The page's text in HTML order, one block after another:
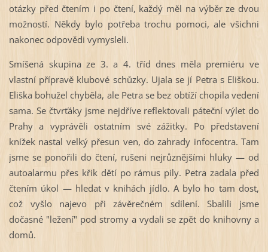
otázky před čtením i po čtení, každý měl na výběr ze dvou
možností. Někdy bylo potřeba trochu pomoci, ale všichni
nakonec odpovědi vymysleli.
Smíšená skupina ze 3. a 4. tříd dnes měla premiéru ve
vlastní přípravě klubové schůzky. Ujala se jí Petra s Eliškou.
Eliška bohužel chyběla, ale Petra se bez obtíží chopila vedení
sama. Se čtvrťáky jsme nejdříve reflektovali páteční výlet do
Prahy a vyprávěli ostatním své zážitky. Po představení
knížek nastal velký přesun ven, do zahrady infocentra. Tam
jsme se ponořili do čtení, rušeni nejrůznějšími hluky — od
autoalarmu přes křik dětí po rámus pily. Petra zadala před
čtením úkol — hledat v knihách jídlo. A bylo ho tam dost,
což vyšlo najevo při závěrečném sdílení. Sbalili jsme
dočasné "ležení" pod stromy a vydali se zpět do knihovny a
domů.